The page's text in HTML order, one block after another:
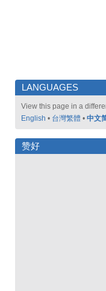
LANGUAGES
View this page in a
English • 台灣繁體 • 中文
赞好